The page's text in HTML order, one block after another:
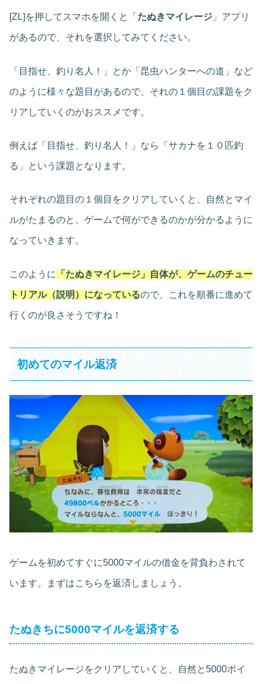
[ZL]を押してスマホを開くと「 たぬきマイレージ 」アプリ
があるので、それを選択してみてください。
「目指せ、釣り名人！」とか「昆虫ハンターへの道」など
のように様々な題目があるので、それの１個目の課題をク
リアしていくのがおススメです。
例えば「目指せ、釣り名人！」なら「サカナを１０匹釣
る」という課題となります。
それぞれの題目の１個目をクリアしていくと、自然とマイ
ルがたまるのと、ゲームで何ができるのかが分かるように
なっていきます。
このように 「たぬきマイレージ」自体が、ゲームのチュー
トリアル（説明）になっているので、これを順番に進めて
行くのが良さそうですね！
初めてのマイル返済
ゲームを初めてすぐに5000マイルの借金を背負わされて
います。まずはこちらを返済しましょう。
たぬきちに5000マイルを返済する
たぬきマイレージをクリアしていくと、自然と5000ポイ